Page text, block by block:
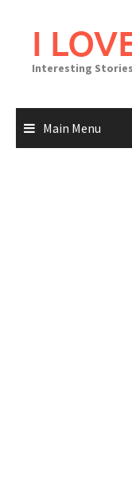
I
Interesting Stories
Main Menu